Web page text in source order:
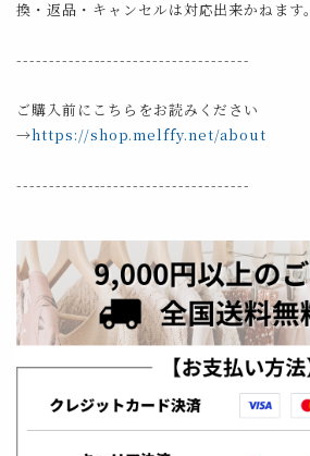
換・返品・キャンセルは対応出来かねます。
------------------------------------
ご購入前にこちらをお読みください
→https://shop.melffy.net/about
------------------------------------